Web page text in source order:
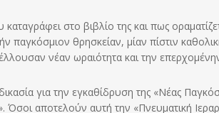
στο βιβλίο της και πως
παγκόσμιον θρησκείαν, μίαν πίστιν
νέαν ωραιότητα και την
για την εγκαθίδρυση της «Νέας
Όσοι αποτελούν αυτή την «Πνευματική